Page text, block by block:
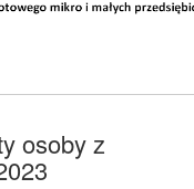
osoby z